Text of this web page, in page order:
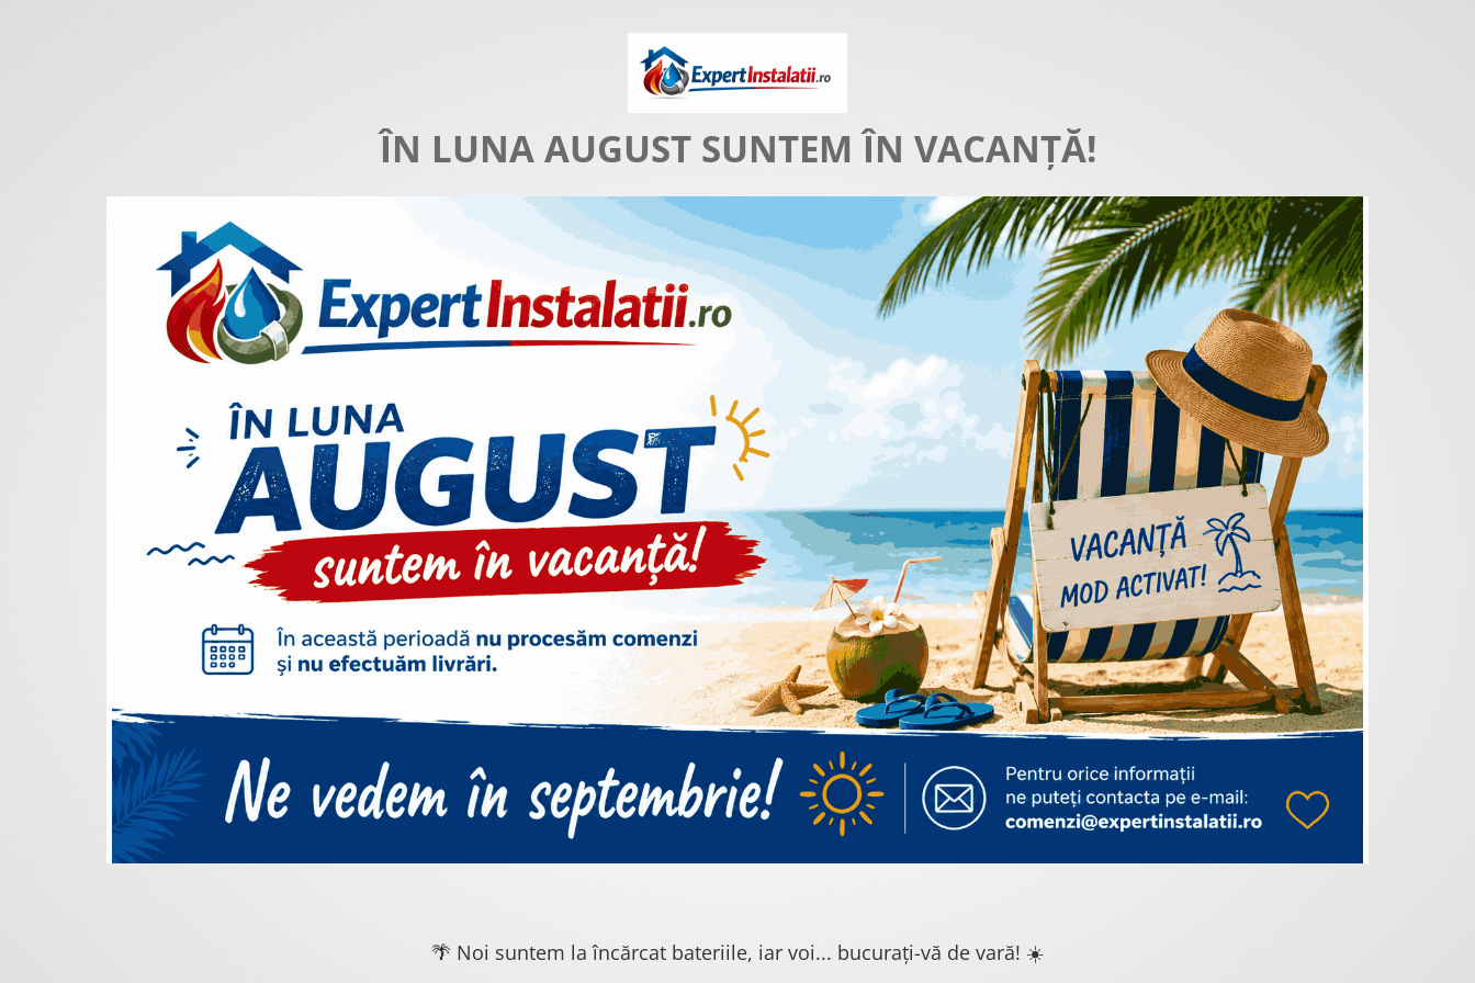
ÎN LUNA AUGUST SUNTEM ÎN VACANȚĂ!
🌴 Noi suntem la încărcat bateriile, iar voi... bucurați-vă de vară! ☀️